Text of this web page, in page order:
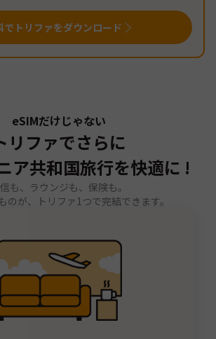
でトリファをダウンロード
eSIMだけじゃない
リファでさらに
ア共和国旅行を快適に !
も、ラウンジも、保険も。
のが、トリファ1つで完結できます。